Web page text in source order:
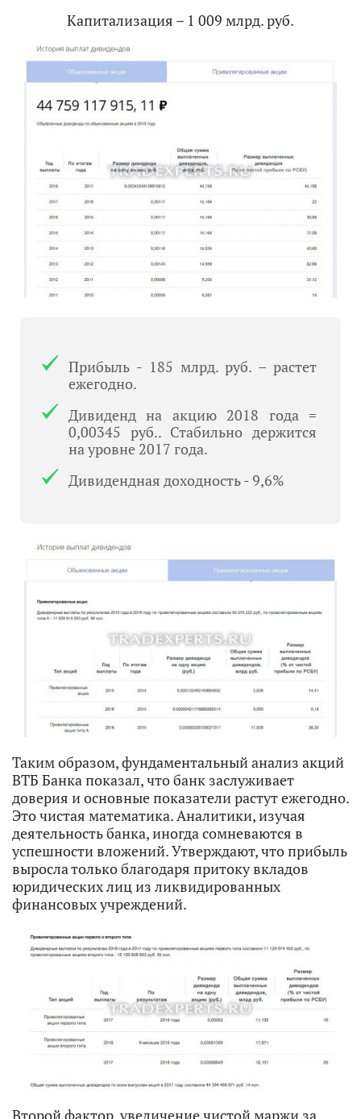
Капитализация – 1 009 млрд. руб.
Прибыль - 185 млрд. руб. – растет
ежегодно.
Дивиденд на акцию 2018 года =
0,00345 руб.. Стабильно держится
на уровне 2017 года.
Дивидендная доходность - 9,6%
Таким образом, фундаментальный анализ акций
ВТБ Банка показал, что банк заслуживает
доверия и основные показатели растут ежегодно.
Это чистая математика. Аналитики, изучая
деятельность банка, иногда сомневаются в
успешности вложений. Утверждают, что прибыль
выросла только благодаря притоку вкладов
юридических лиц из ликвидированных
финансовых учреждений.
Второй фактор, увеличение чистой маржи за